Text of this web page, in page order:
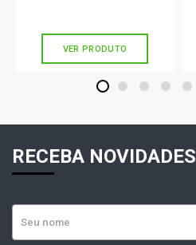
VER PRODUTO
1 2 3 4 5
RECEBA NOVIDADES